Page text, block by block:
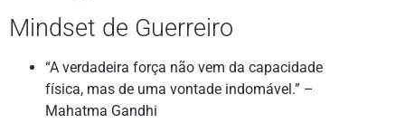
Mindset de Guerreiro
“A verdadeira força não vem da capacidade
física, mas de uma vontade indomável.” –
Mahatma Gandhi